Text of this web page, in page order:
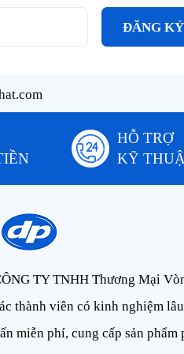
ĐĂNG KÝ
HỖ TRỢ
KỸ
TY TNHH Thương Mại
thành viên có kinh nghiệm
miễn phí, cung cấp sản phẩm